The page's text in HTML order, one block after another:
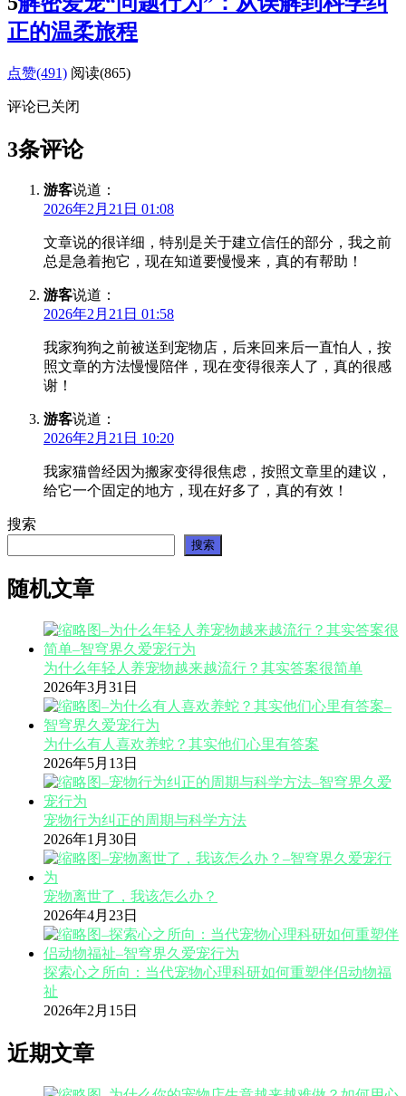
正的温柔旅程
点赞(491) 阅读(865)
评论已关闭
3条评论
游客说道：
2026年2月21日 01:08
文章说的很详细，特别是关于建立信任的部分，我之前
总是急着抱它，现在知道要慢慢来，真的有帮助！
游客说道：
2026年2月21日 01:58
我家狗狗之前被送到宠物店，后来回来后一直怕人，按
照文章的方法慢慢陪伴，现在变得很亲人了，真的很感
谢！
游客说道：
2026年2月21日 10:20
我家猫曾经因为搬家变得很焦虑，按照文章里的建议，
给它一个固定的地方，现在好多了，真的有效！
搜索
搜索
随机文章
为什么年轻人养宠物越来越流行？其实答案很简单
2026年3月31日
为什么有人喜欢养蛇？其实他们心里有答案
2026年5月13日
宠物行为纠正的周期与科学方法
2026年1月30日
宠物离世了，我该怎么办？
2026年4月23日
探索心之所向：当代宠物心理科研如何重塑伴侣动物福
祉
2026年2月15日
近期文章